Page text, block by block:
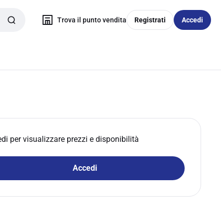
Trova il punto vendita Registrati Accedi
per visualizzare prezzi e disponibilità
Accedi